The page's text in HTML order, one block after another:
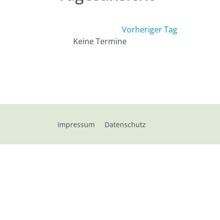
Vorheriger Tag
Keine Termine
Impressum Datenschutz